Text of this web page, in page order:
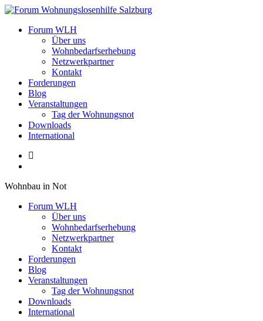
Zum
springen
Forum Wohnungslosenhilfe Salzburg
Forum WLH
Über uns
Wohnbedarfserhebung
Netzwerkpartner
Kontakt
Forderungen
Blog
Veranstaltungen
Tag der Wohnungsnot
Downloads
International
Wohnbau in Not
Forum WLH
Über uns
Wohnbedarfserhebung
Netzwerkpartner
Kontakt
Forderungen
Blog
Veranstaltungen
Tag der Wohnungsnot
Downloads
International